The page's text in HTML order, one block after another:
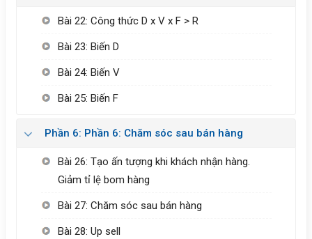
Bài 22: Công thức D x V x F > R
Bài 23: Biến D
Bài 24: Biến V
Bài 25: Biến F
Phần 6: Phần 6: Chăm sóc sau bán hàng
Bài 26: Tạo ấn tượng khi khách nhận hàng.
Giảm tỉ lệ bom hàng
Bài 27: Chăm sóc sau bán hàng
Bài 28: Up sell